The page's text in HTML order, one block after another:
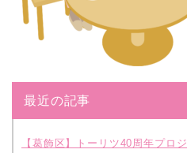
最近の記事
【葛飾区】トーリツ40周年プロジ